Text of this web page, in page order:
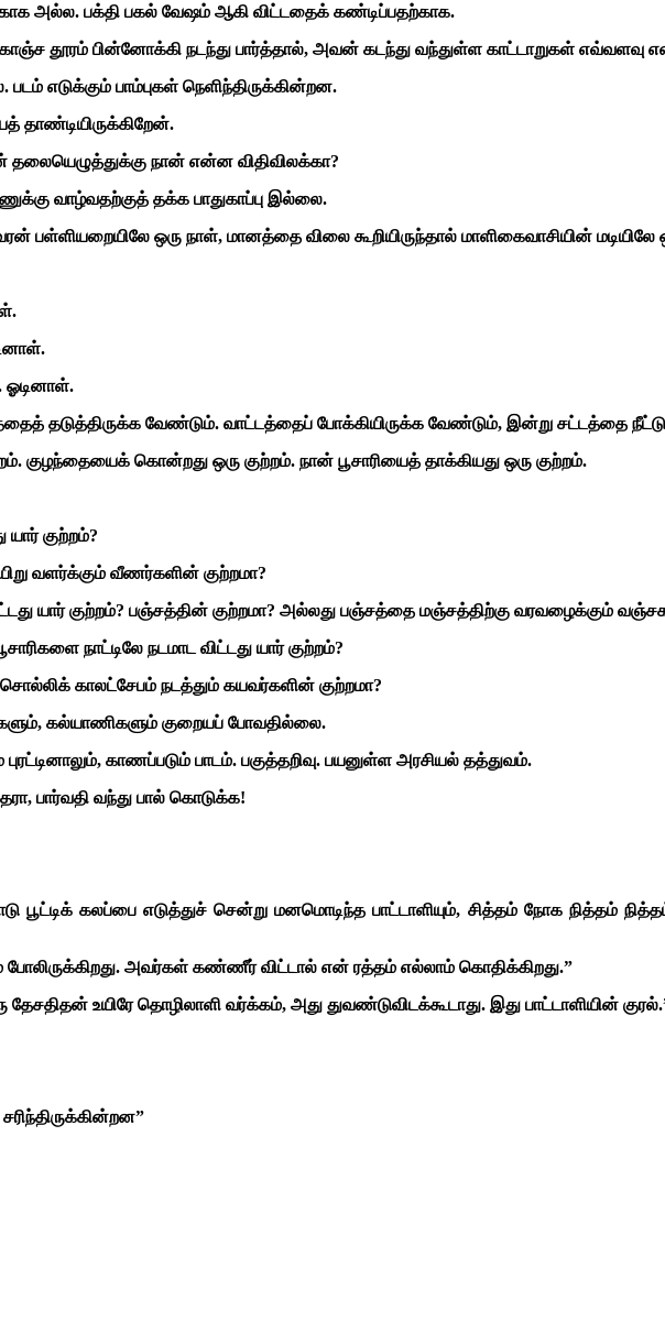
அல்ல. பக்தி பகல் வேஷம் ஆகி விட்டதைக் கண்டிப்பதற்காக.
தூரம் பின்னோக்கி நடந்து பார்த்தால், அவன் கடந்து வந்துள்ள காட்டாறுகள் எவ்வளவு
எடுக்கும் பாம்புகள் நெளிந்திருக்கின்றன.
தலையெழுத்துக்கு நான் என்ன விதிவிலக்கா?
வாழ்வதற்குத் தக்க பாதுகாப்பு இல்லை.
ஒரு நாள், மானத்தை விலை கூறியிருந்தால் மாளிகைவாசியின் மடியிலே
ஓடினாள்.
தடுத்திருக்க வேண்டும். வாட்டத்தைப் போக்கியிருக்க வேண்டும், இன்று சட்டத்தை
கொன்றது ஒரு குற்றம். நான் பூசாரியைத் தாக்கியது ஒரு குற்றம்.
குற்றம்?
வளர்க்கும் வீணர்களின் குற்றமா?
யார் குற்றம்? பஞ்சத்தின் குற்றமா? அல்லது பஞ்சத்தை மஞ்சத்திற்கு வரவழைக்கும்
நாட்டிலே நடமாட விட்டது யார் குற்றம்?
காலட்சேபம் நடத்தும் கயவர்களின் குற்றமா?
கல்யாணிகளும் குறையப் போவதில்லை.
காணப்படும் பாடம். பகுத்தறிவு. பயனுள்ள அரசியல் தத்துவம்.
பார்வதி வந்து பால் கொடுக்க!
பூட்டிக் கலப்பை எடுத்துச் சென்று மனமொடிந்த பாட்டாளியும், சித்தம் நோக நித்தம்
அவர்கள் கண்ணீர் விட்டால் என் ரத்தம் எல்லாம் கொதிக்கிறது.”
தேசதிதன் உயிரே தொழிலாளி வர்க்கம், அது துவண்டுவிடக்கூடாது. இது பாட்டாளியின்